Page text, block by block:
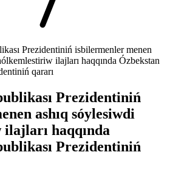
Prezidentiniń isbilermenler menen
ilajları haqqında Ózbekstan
qararı
Prezidentiniń
ashıq sóylesiwdi
haqqında
Prezidentiniń